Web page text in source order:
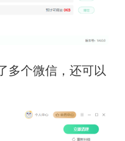
多个微信，还可以